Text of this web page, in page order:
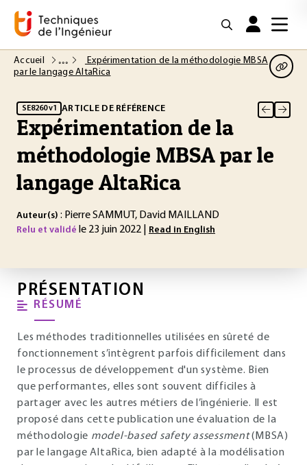
Accueil
Expérimentation de la méthodologie MBSA
par le langage AltaRica
SE8260 v1 ARTICLE DE RÉFÉRENCE
Expérimentation de la
méthodologie MBSA par le
langage AltaRica
Auteur(s) : Pierre SAMMUT, David MAILLAND
Relu et validé le 23 juin 2022 | Read in English
PRÉSENTATION
RÉSUMÉ
Les méthodes traditionnelles utilisées en sûreté de
fonctionnement s’intègrent parfois difficilement dans
le processus de développement d'un système. Bien
que performantes, elles sont souvent difficiles à
partager avec les autres métiers de l’ingénierie. Il est
proposé dans cette publication une évaluation de la
méthodologie model-based safety assessment(MBSA)
par le langage AltaRica, bien adapté à la modélisation